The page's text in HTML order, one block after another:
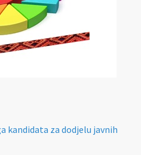
kandidata za dodjelu javnih